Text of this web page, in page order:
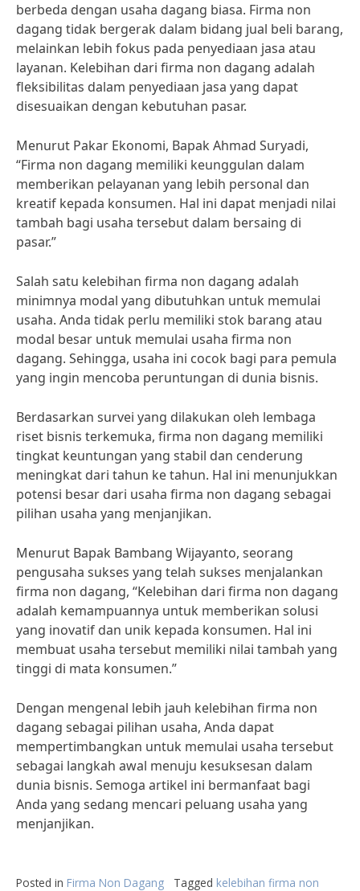
berbeda dengan usaha dagang biasa. Firma non
dagang tidak bergerak dalam bidang jual beli barang,
melainkan lebih fokus pada penyediaan jasa atau
layanan. Kelebihan dari firma non dagang adalah
fleksibilitas dalam penyediaan jasa yang dapat
disesuaikan dengan kebutuhan pasar.
Menurut Pakar Ekonomi, Bapak Ahmad Suryadi,
“Firma non dagang memiliki keunggulan dalam
memberikan pelayanan yang lebih personal dan
kreatif kepada konsumen. Hal ini dapat menjadi nilai
tambah bagi usaha tersebut dalam bersaing di
pasar.”
Salah satu kelebihan firma non dagang adalah
minimnya modal yang dibutuhkan untuk memulai
usaha. Anda tidak perlu memiliki stok barang atau
modal besar untuk memulai usaha firma non
dagang. Sehingga, usaha ini cocok bagi para pemula
yang ingin mencoba peruntungan di dunia bisnis.
Berdasarkan survei yang dilakukan oleh lembaga
riset bisnis terkemuka, firma non dagang memiliki
tingkat keuntungan yang stabil dan cenderung
meningkat dari tahun ke tahun. Hal ini menunjukkan
potensi besar dari usaha firma non dagang sebagai
pilihan usaha yang menjanjikan.
Menurut Bapak Bambang Wijayanto, seorang
pengusaha sukses yang telah sukses menjalankan
firma non dagang, “Kelebihan dari firma non dagang
adalah kemampuannya untuk memberikan solusi
yang inovatif dan unik kepada konsumen. Hal ini
membuat usaha tersebut memiliki nilai tambah yang
tinggi di mata konsumen.”
Dengan mengenal lebih jauh kelebihan firma non
dagang sebagai pilihan usaha, Anda dapat
mempertimbangkan untuk memulai usaha tersebut
sebagai langkah awal menuju kesuksesan dalam
dunia bisnis. Semoga artikel ini bermanfaat bagi
Anda yang sedang mencari peluang usaha yang
menjanjikan.
Posted in Firma Non Dagang Tagged kelebihan firma non